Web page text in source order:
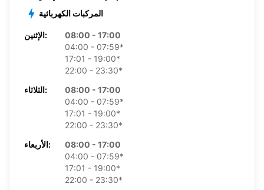
المركبات الكهربائية
الإثنين:
08:00 - 17:00
04:00 - 07:59*
17:01 - 19:00*
22:00 - 23:30*
الثلاثاء:
08:00 - 17:00
04:00 - 07:59*
17:01 - 19:00*
22:00 - 23:30*
الأربعاء:
08:00 - 17:00
04:00 - 07:59*
17:01 - 19:00*
22:00 - 23:30*